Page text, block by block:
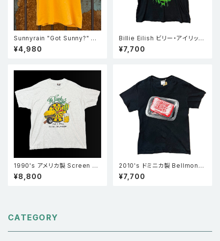
Sunnyrain "Got Sunny?" 半
袖 シングルステッチ フェードT
シャツ Faded Yellow
¥4,980
Billie Eilish ビリー・アイリッシ
ュ フォトプリント Tシャツ ロック
T バンドT 黒 M
¥7,700
1990's アメリカ製 Screen st
ars スクリーンスターズ Mr.Luc
ky’s PUB&GRILL シングルス
¥8,800
2010's ドミニカ製 Bellmont
braves ファイト・クラブ FIGH
TCLUB パロディ 石鹸 プリント
¥7,700
CATEGORY